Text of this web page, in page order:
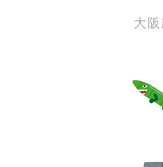
大